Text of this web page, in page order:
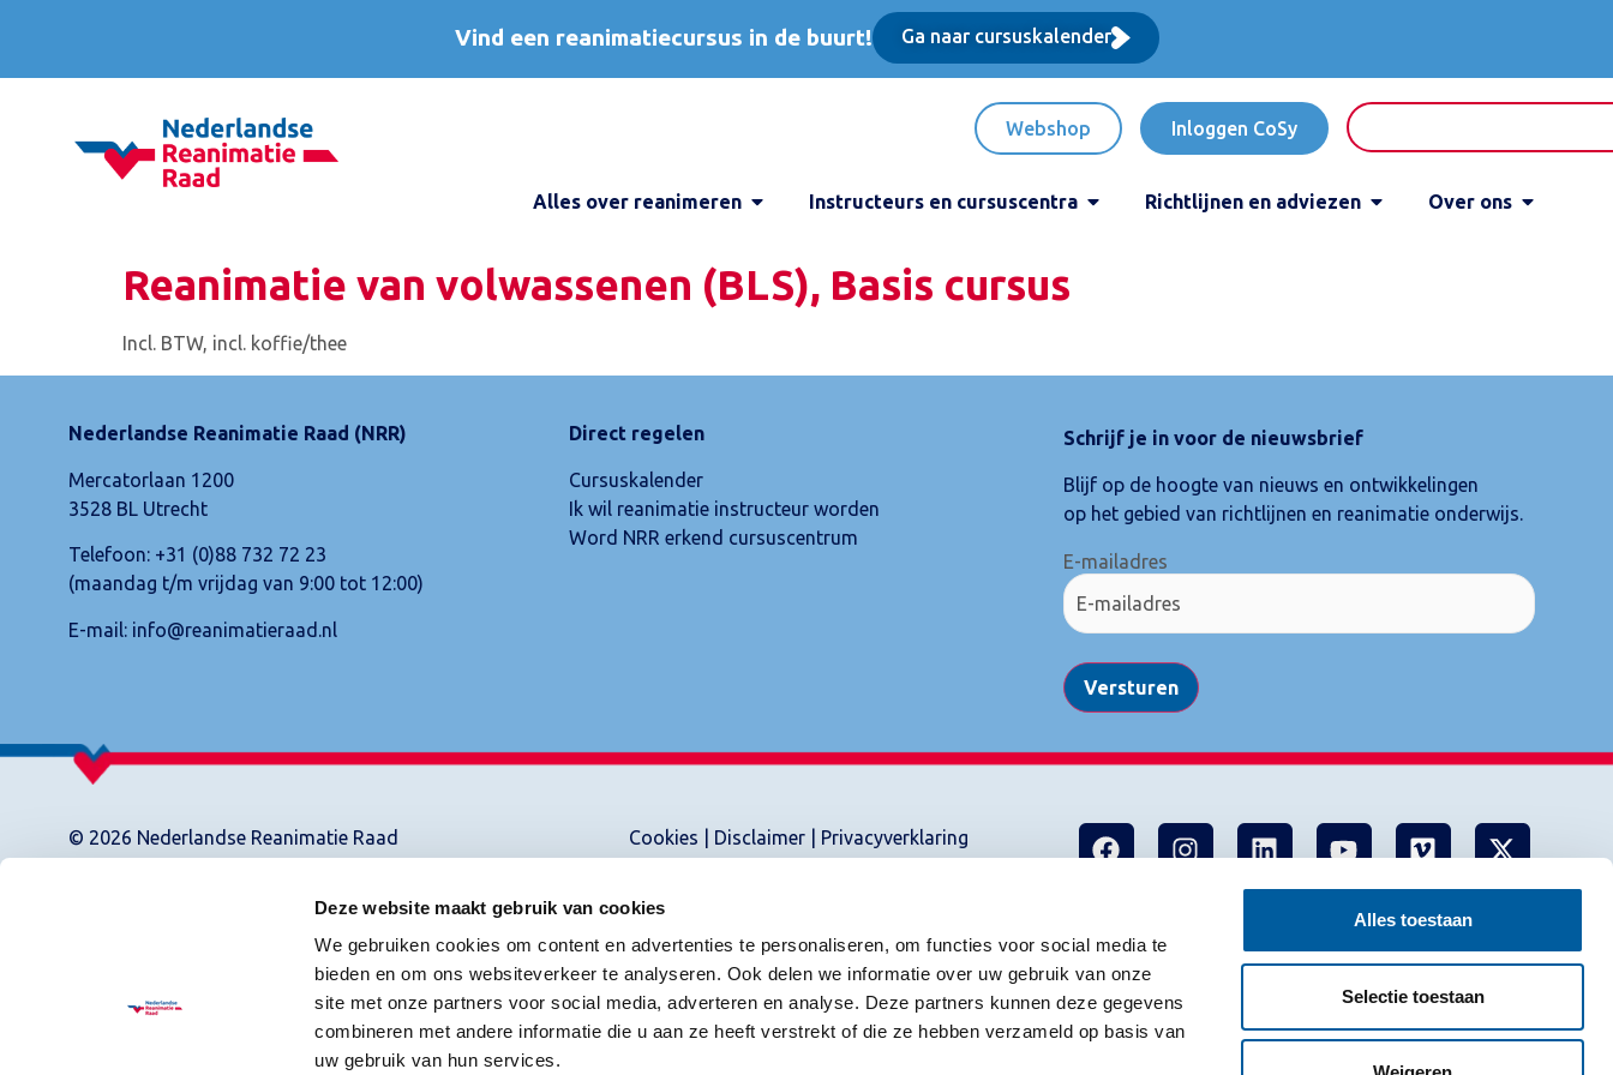
Deze website maakt gebruik van cookies
We gebruiken cookies om content en advertenties te personaliseren, om functies voor social media te
bieden en om ons websiteverkeer te analyseren. Ook delen we informatie over uw gebruik van onze
site met onze partners voor social media, adverteren en analyse. Deze partners kunnen deze gegevens
combineren met andere informatie die u aan ze heeft verstrekt of die ze hebben verzameld op basis van
uw gebruik van hun services.
Alles toestaan
Selectie toestaan
Vind een reanimatiecursus in de buurt! Ga naar cursuskalender
Webshop Inloggen CoSy
Alles over reanimeren Instructeurs en cursuscentra Richtlijnen en adviezen Over ons
Reanimatie van volwassenen (BLS), Basis cursus
Incl. BTW, incl. koffie/thee
Nederlandse Reanimatie Raad (NRR)
Mercatorlaan 1200
3528 BL Utrecht
Telefoon: +31 (0)88 732 72 23
(maandag t/m vrijdag van 9:00 tot 12:00)
E-mail: info@reanimatieraad.nl
Direct regelen
Cursuskalender
Ik wil reanimatie instructeur worden
Word NRR erkend cursuscentrum
Schrijf je in voor de nieuwsbrief
Blijf op de hoogte van nieuws en ontwikkelingen
op het gebied van richtlijnen en reanimatie onderwijs.
E-mailadres
Versturen
© 2026 Nederlandse Reanimatie Raad Cookies Disclaimer Privacyverklaring